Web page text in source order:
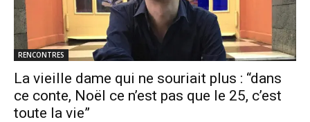
RENCONTRES
La vieille dame qui ne souriait plus : “dans
ce conte, Noël ce n’est pas que le 25, c’est
toute la vie”